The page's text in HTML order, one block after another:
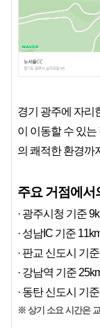
경기 광주에 자리
이 이동할 수 있
의 쾌적한 환경까
주요 거점에서
· 광주시청 기준
· 성남IC 기준
· 판교 신도시 기
· 강남역 기준
· 동탄 신도시 기
※ 상기 소요 시간은